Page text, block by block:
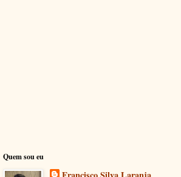
Quem sou eu